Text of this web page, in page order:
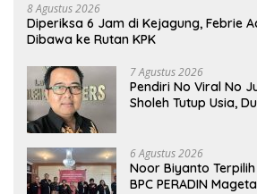
8 Agustus 2026
Diperiksa 6 Jam di Kejagung, Febrie
Dibawa ke Rutan KPK
7 Agustus 2026
Pendiri No Viral No
Sholeh Tutup Usia,
6 Agustus 2026
Noor Biyanto
BPC PERADIN